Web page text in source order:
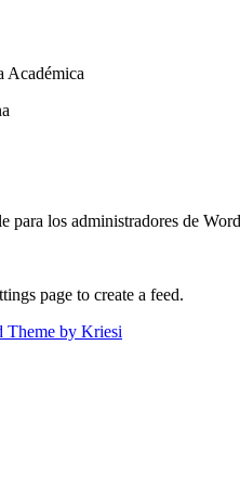
Académica
para los administradores de
page to create a feed.
Theme by Kriesi